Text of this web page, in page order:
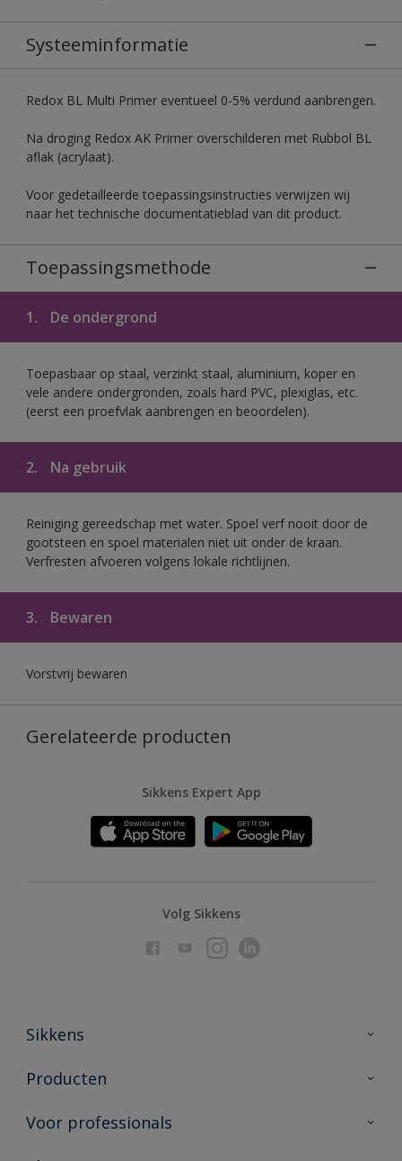
Systeeminformatie
Redox BL Multi Primer eventueel 0-5% verdund aanbrengen.
Na droging Redox AK Primer overschilderen met Rubbol BL
aflak (acrylaat).
Voor gedetailleerde toepassingsinstructies verwijzen wij
naar het technische documentatieblad van dit product.
Toepassingsmethode
1. De ondergrond
Toepasbaar op staal, verzinkt staal, aluminium, koper en
vele andere ondergronden, zoals hard PVC, plexiglas, etc.
(eerst een proefvlak aanbrengen en beoordelen).
2. Na gebruik
Reiniging gereedschap met water. Spoel verf nooit door de
gootsteen en spoel materialen niet uit onder de kraan.
Verfresten afvoeren volgens lokale richtlijnen.
3. Bewaren
Vorstvrij bewaren
Gerelateerde producten
Sikkens Expert App
Volg Sikkens
Sikkens
Over Sikkens
Duurzaamheid
Producten
Producten voor binnen
Voor professionals